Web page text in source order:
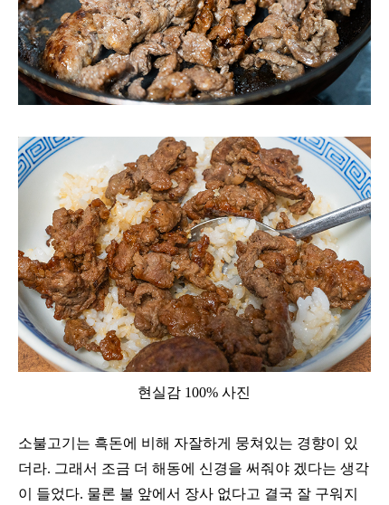
현실감 100% 사진
소불고기는 흑돈에 비해 자잘하게 뭉쳐있는 경향이 있
더라. 그래서 조금 더 해동에 신경을 써줘야 겠다는 생각
이 들었다. 물론 불 앞에서 장사 없다고 결국 잘 구워지